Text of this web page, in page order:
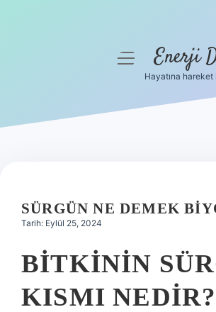
Hakkımızda
menüyüEnerji
Hayatına
SÜRGÜN NE DEMEK
Tarih: Eylül 25, 2024
BITKININ
KISMI NEDIR?